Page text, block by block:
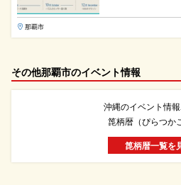
那覇市
その他那覇市のイベント情報
沖縄のイベント情
箆柄暦（ぴらつか
箆柄暦一覧を